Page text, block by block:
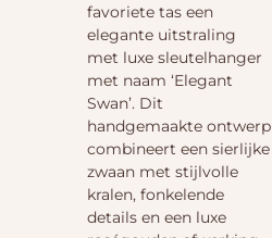
favoriete tas een
elegante uitstraling
met luxe sleutelhanger
met naam ‘Elegant
Swan’. Dit
handgemaakte ontwerp
combineert een sierlijke
zwaan met stijlvolle
kralen, fonkelende
details en een luxe